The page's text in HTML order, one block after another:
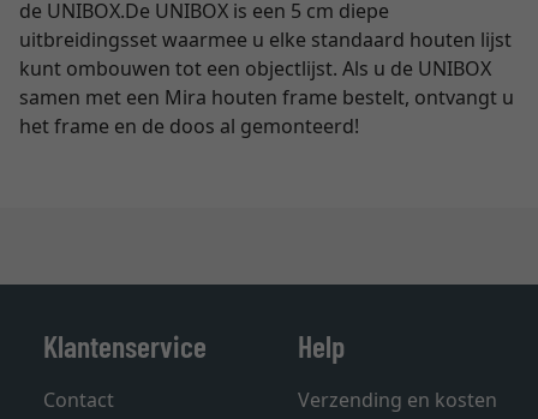
de UNIBOX.De UNIBOX is een 5 cm diepe
uitbreidingsset waarmee u elke standaard houten lijst
kunt ombouwen tot een objectlijst. Als u de UNIBOX
samen met een Mira houten frame bestelt, ontvangt u
het frame en de doos al gemonteerd!
Klantenservice
Contact
Help
Verzending en kosten